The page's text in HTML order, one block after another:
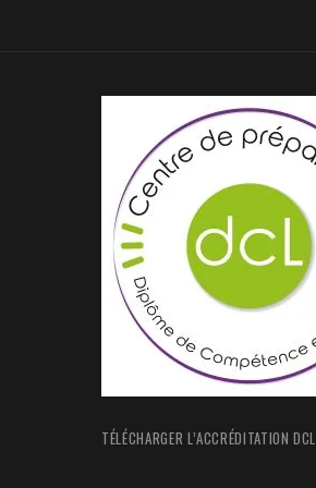
TÉLÉCHARGER L’ACCRÉDITATION DCL